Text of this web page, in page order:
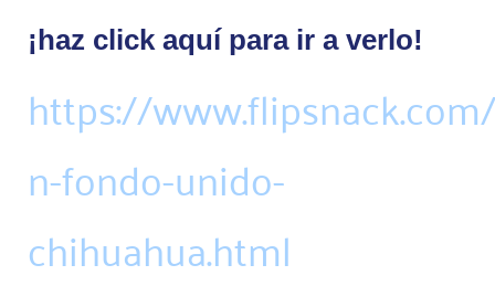
¡haz click aquí para ir a verlo!
https://
n-fondo-unido-
chihuahua.html